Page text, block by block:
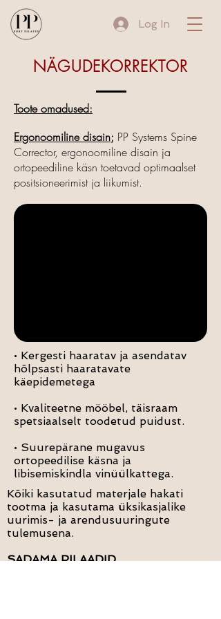
Log In
NÄGUDEKORREKTOR
Toote omadused:
Ergonoomiline disain; PP Systems Spine
Corrector, ergonoomiline disain ja
ortopeediline käsn toetavad optimaalset
positsioneerimist ja liikumist.
• Kergesti haaratav ja asendatav
hõlpsasti haaratavate
käepidemetega
• Kvaliteetne mööbel, täisraam
spetsiaalselt toodetud puidust.
• Suurepärane mugavus
ortopeedilise käsna ja
libisemiskindla vinüülkattega.
Kõiki kasutatud materjale hakati
tootma ja kasutama üksikasjalike
uurimis- ja arendusuuringute
tulemusena.
SADAMA PILAADID